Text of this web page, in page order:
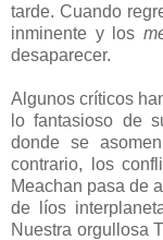
tarde. Cuando
inminente y los
desaparecer.
Algunos críticos
lo fantasioso de
donde se
contrario, los
Meachan pasa de
de líos
Nuestra orgullosa